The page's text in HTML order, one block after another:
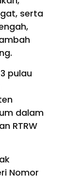
serta
pulau
dalam
RTRW
Nomor